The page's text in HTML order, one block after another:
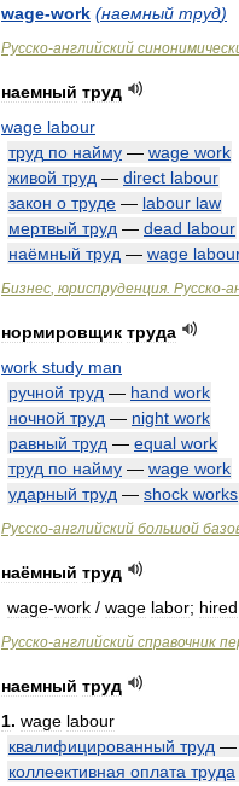
wage-work (наемный труд)
Русско-английский
наемный труд
wage labour
труд по найму — wage work
живой труд — direct labour
закон о труде — labour law
мертвый труд — dead labour
наёмный труд — wage
Бизнес, юриспруденция. Русско-
нормировщик труда
work study man
ручной труд — hand work
ночной труд — night work
равный труд — equal work
труд по найму — wage work
ударный труд — shock works
Русско-английский большой
наёмный труд
wage-work / wage labor; hired
Русско-английский справочник
наемный труд
1. wage labour
квалифицированный труд —
коллеективная оплата труда